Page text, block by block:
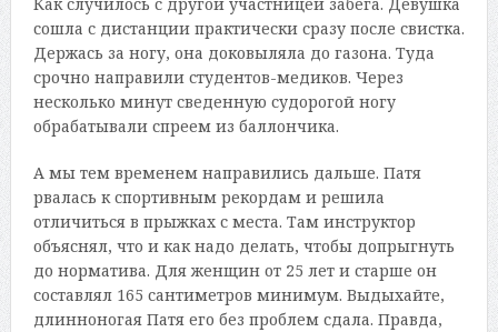
сошла с дистанции практически сразу после свистка.
Держась за ногу, она доковыляла до газона. Туда
срочно направили студентов-медиков. Через
несколько минут сведенную судорогой ногу
обрабатывали спреем из баллончика.
А мы тем временем направились дальше. Патя
рвалась к спортивным рекордам и решила
отличиться в прыжках с места. Там инструктор
объяснял, что и как надо делать, чтобы допрыгнуть
до норматива. Для женщин от 25 лет и старше он
составлял 165 сантиметров минимум. Выдыхайте,
длинноногая Патя его без проблем сдала. Правда,